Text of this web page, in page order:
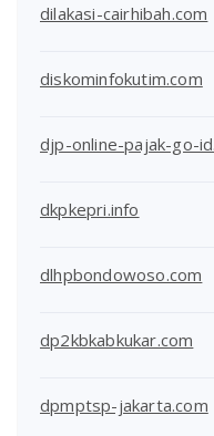
dilakasi-cairhibah.com
diskominfokutim.com
djp-online-pajak-go-
dkpkepri.info
dlhpbondowoso.com
dp2kbkabkukar.com
dpmptsp-jakarta.com